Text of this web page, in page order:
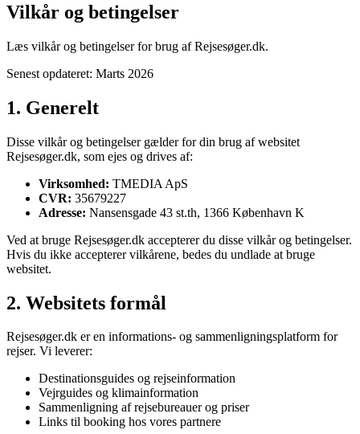
Vilkår og betingelser
Læs vilkår og betingelser for brug af Rejsesøger.dk.
Senest opdateret: Marts 2026
1. Generelt
Disse vilkår og betingelser gælder for din brug af websitet
Rejsesøger.dk, som ejes og drives af:
Virksomhed: TMEDIA ApS
CVR: 35679227
Adresse: Nansensgade 43 st.th, 1366 København K
Ved at bruge Rejsesøger.dk accepterer du disse vilkår og betingelser.
Hvis du ikke accepterer vilkårene, bedes du undlade at bruge
websitet.
2. Websitets formål
Rejsesøger.dk er en informations- og sammenligningsplatform for
rejser. Vi leverer:
Destinationsguides og rejseinformation
Vejrguides og klimainformation
Sammenligning af rejsebureauer og priser
Links til booking hos vores partnere